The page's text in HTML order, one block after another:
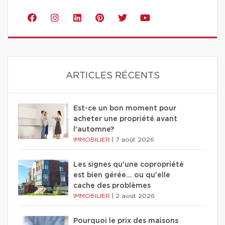
ARTICLES RÉCENTS
Est-ce un bon moment pour
acheter une propriété avant
l'automne?
IMMOBILIER 7 août 2026
Les signes qu'une copropriété
est bien gérée… ou qu'elle
cache des problèmes
IMMOBILIER 2 août 2026
Pourquoi le prix des maisons